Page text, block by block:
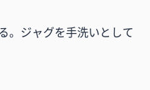
。ジャグを手洗いとして